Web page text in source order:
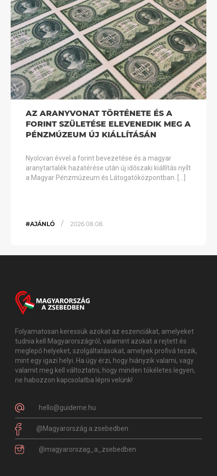
AZ ARANYVONAT TÖRTÉNETE ÉS A
FORINT SZÜLETÉSE ELEVENEDIK MEG A
PÉNZMÚZEUM ÚJ KIÁLLÍTÁSÁN
Nyolcvan évvel a forint bevezetése és a magyar
aranytartalék hazatérése után új időszaki kiállítás nyílt
a Magyar Pénzmúzeum és Látogatóközpontban. […]
#AJÁNLÓ / 2026.08.08.
Folyamatosan keressük azokat az eszenciákat, amelyeket
tudnia kell Magyarországról, valamint azokat a rejtett és
meglepő helyeket, szolgáltatásokat, amelyek profivá teszik,
mint egy igazi helyi. Ha úgy érzi, hogy hiányzik valami, vagy
valamit meg kell változtatni, hogy minden tökéletes legyen,
ne habozzon kapcsolatba lépni velünk!
hello@guideme.hu
@Magyarország.a.zsebedben
@magyarorszag_a_zsebedben